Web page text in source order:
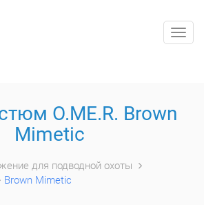
O.ME.R. Brown
Mimetic
для подводной охоты
Brown Mimetic